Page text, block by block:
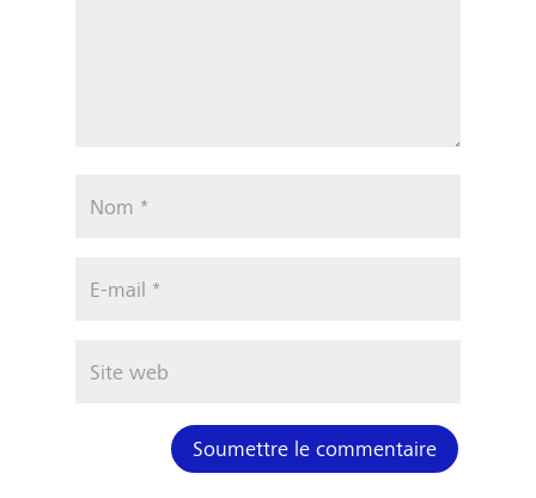
Soumettre le commentaire